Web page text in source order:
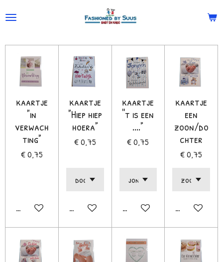
hoofdinhoud
kaartje
"in
verwach
ting"
€ 0,75
In winkelwagen
kaartje
"Hiep hiep
hoera"
€ 0,75
In winkelwagen
kaartje
''t is een
...."
€ 0,75
In winkelwagen
kaartje
een
zoon/do
chter
€ 0,75
In